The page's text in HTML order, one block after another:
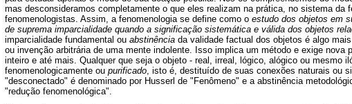
mas desconsideramos completamente o que eles realizam na prática, no sistema da
fenomenologistas. Assim, a fenomenologia se define como o estudo dos objetos em
de suprema imparcialidade quando a significação sistemática e válida dos objetos
imparcialidade fundamental ou abstinência da validade factual dos objetos é algo
ou invenção arbitrária de uma mente indolente. Isso implica um método e exige nova
inteiro e até mais. Qualquer que seja o objeto - real, irreal, lógico, alógico ou mesmo
fenomenologicamente ou purificado , isto é, destituído de suas conexões naturais ou
"desconectado" é denominado por Husserl de "Fenômeno" e a abstinência
"redução fenomenológica".